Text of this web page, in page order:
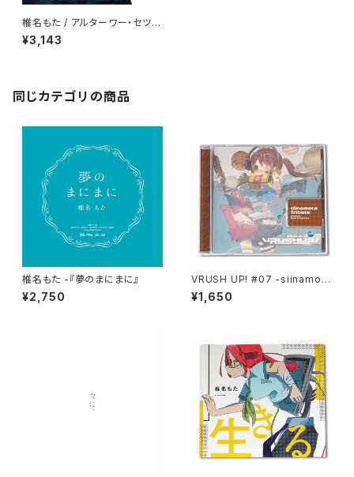
椎名もた / アルターワー・セツナ
ポップ（初回生産限定盤）
¥3,143
同じカテゴリの商品
椎名もた -『夢のまにまに』
¥2,750
VRUSH UP! #07 -siinamota
Tribute-
¥1,650